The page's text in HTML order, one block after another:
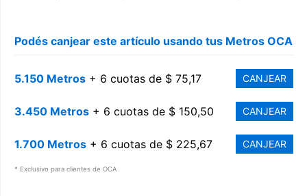
Podés canjear este artículo usando tus Metros OCA
5.150 Metros + 6 cuotas de $ 75,17 CANJEAR
3.450 Metros + 6 cuotas de $ 150,50 CANJEAR
1.700 Metros + 6 cuotas de $ 225,67 CANJEAR
* Exclusivo para clientes de OCA